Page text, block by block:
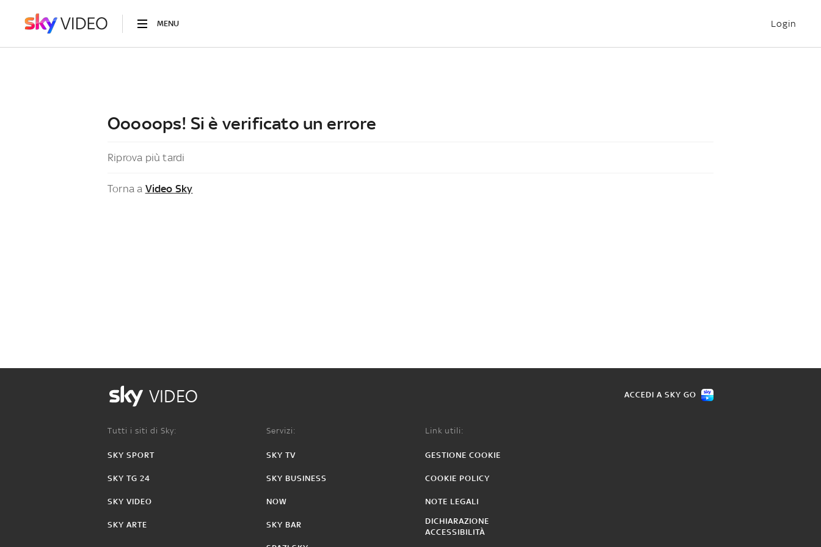
MENU Login
Ooooops! Si è verificato un errore
Riprova più tardi
Torna a Video Sky
VIDEO ACCEDI A SKY GO
Tutti i siti di Sky:
SKY SPORT
SKY TG 24
SKY VIDEO
SKY ARTE
Servizi:
SKY TV
SKY BUSINESS
NOW
SKY BAR
Link utili:
GESTIONE COOKIE
COOKIE POLICY
NOTE LEGALI
DICHIARAZIONE
ACCESSIBILITÀ